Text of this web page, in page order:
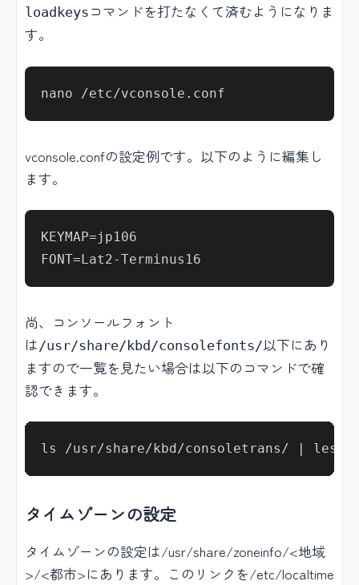
loadkeys コマンドを打たなくて済むようになりま
す。
vconsole.confの設定例です。以下のように編集し
ます。
KEYMAP=jp106
尚、コンソールフォント
は /usr/share/kbd/consolefonts/以下にあり
ますので一覧を見たい場合は以下のコマンドで確
認できます。
タイムゾーンの設定
タイムゾーンの設定は/usr/share/zoneinfo/<地域
>/<都市>にあります。このリンクを/etc/localtime